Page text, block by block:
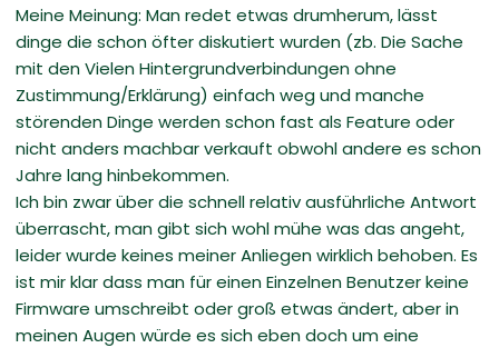
Meine Meinung: Man redet etwas drumherum, lässt
dinge die schon öfter diskutiert wurden (zb. Die Sache
mit den Vielen Hintergrundverbindungen ohne
Zustimmung/Erklärung) einfach weg und manche
störenden Dinge werden schon fast als Feature oder
nicht anders machbar verkauft obwohl andere es schon
Jahre lang hinbekommen.
Ich bin zwar über die schnell relativ ausführliche Antwort
überrascht, man gibt sich wohl mühe was das angeht,
leider wurde keines meiner Anliegen wirklich behoben. Es
ist mir klar dass man für einen Einzelnen Benutzer keine
Firmware umschreibt oder groß etwas ändert, aber in
meinen Augen würde es sich eben doch um eine